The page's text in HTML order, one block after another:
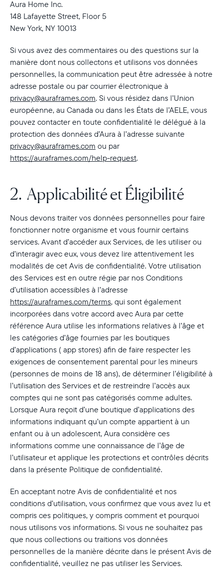
Aura Home Inc.
148 Lafayette Street, Floor 5
New York, NY 10013
Si vous avez des commentaires ou des questions sur la
manière dont nous collectons et utilisons vos données
personnelles, la communication peut être adressée à notre
adresse postale ou par courrier électronique à
privacy@auraframes.com. Si vous résidez dans l’Union
européenne, au Canada ou dans les États de l’AELE, vous
pouvez contacter en toute confidentialité le délégué à la
protection des données d’Aura à l’adresse suivante
privacy@auraframes.com ou par
https://auraframes.com/help-request.
2. Applicabilité et Éligibilité
Nous devons traiter vos données personnelles pour faire
fonctionner notre organisme et vous fournir certains
services. Avant d’accéder aux Services, de les utiliser ou
d’interagir avec eux, vous devez lire attentivement les
modalités de cet Avis de confidentialité. Votre utilisation
des Services est en outre régie par nos Conditions
d’utilisation accessibles à l’adresse
https://auraframes.com/terms, qui sont également
incorporées dans votre accord avec Aura par cette
référence Aura utilise les informations relatives à l’âge et
les catégories d’âge fournies par les boutiques
d’applications ( app stores) afin de faire respecter les
exigences de consentement parental pour les mineurs
(personnes de moins de 18 ans), de déterminer l’éligibilité à
l’utilisation des Services et de restreindre l’accès aux
comptes qui ne sont pas catégorisés comme adultes.
Lorsque Aura reçoit d’une boutique d’applications des
informations indiquant qu’un compte appartient à un
enfant ou à un adolescent, Aura considère ces
informations comme une connaissance de l’âge de
l’utilisateur et applique les protections et contrôles décrits
dans la présente Politique de confidentialité.
En acceptant notre Avis de confidentialité et nos
conditions d’utilisation, vous confirmez que vous avez lu et
compris ces politiques, y compris comment et pourquoi
nous utilisons vos informations. Si vous ne souhaitez pas
que nous collections ou traitions vos données
personnelles de la manière décrite dans le présent Avis de
confidentialité, veuillez ne pas utiliser les Services.